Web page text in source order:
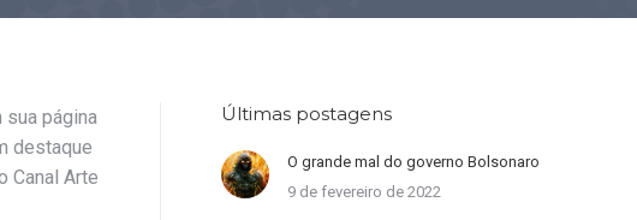
sua página
destaque
Canal Arte
Últimas postagens
O grande mal do governo Bolsonaro
9 de fevereiro de 2022